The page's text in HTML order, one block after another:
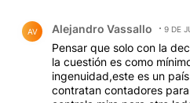
AV Alejandro Vassallo 9 DE
Pensar que solo con la
la cuestión es como
ingenuidad,este es un
contratan contadores